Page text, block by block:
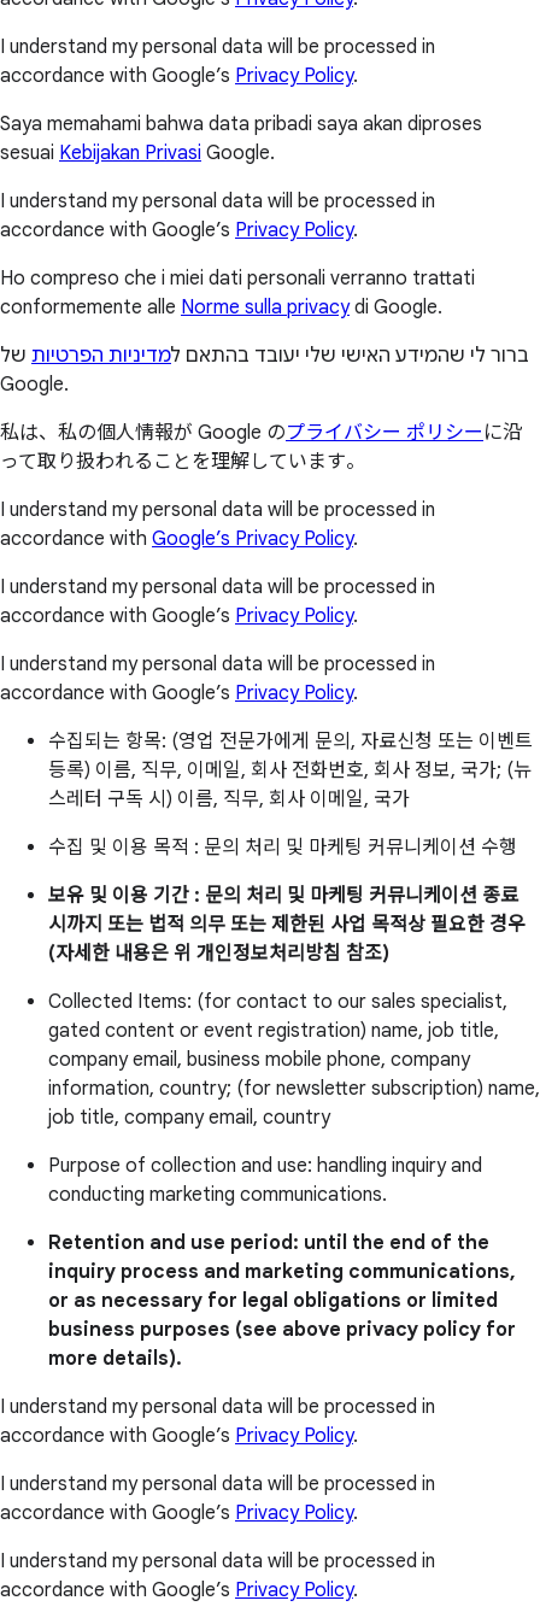
I understand my personal data will be processed in
accordance with Google’s Privacy Policy.
Saya memahami bahwa data pribadi saya akan diproses
sesuai Kebijakan Privasi Google.
I understand my personal data will be processed in
accordance with Google’s Privacy Policy.
Ho compreso che i miei dati personali verranno trattati
conformemente alle Norme sulla privacydi Google.
ברור לי שהמידע האישי שלי יעובד בהתאם למדיניות הפרטיות של
Google.
私は、私の個人情報が Google のプライバシー ポリシー に沿
って取り扱われることを理解しています。
I understand my personal data will be processed in
accordance with Google’s Privacy Policy.
I understand my personal data will be processed in
accordance with Google’s Privacy Policy.
I understand my personal data will be processed in
accordance with Google’s Privacy Policy.
수집되는 항목: (영업 전문가에게 문의, 자료신청 또는 이벤트
등록) 이름, 직무, 이메일, 회사 전화번호, 회사 정보, 국가; (뉴
스레터 구독 시) 이름, 직무, 회사 이메일, 국가
수집 및 이용 목적 : 문의 처리 및 마케팅 커뮤니케이션 수행
보유 및 이용 기간 : 문의 처리 및 마케팅 커뮤니케이션 종료
시까지 또는 법적 의무 또는 제한된 사업 목적상 필요한 경우
(자세한 내용은 위 개인정보처리방침 참조)
Collected Items: (for contact to our sales specialist,
gated content or event registration) name, job title,
company email, business mobile phone, company
information, country; (for newsletter subscription) name,
job title, company email, country
Purpose of collection and use: handling inquiry and
conducting marketing communications.
Retention and use period: until the end of the
inquiry process and marketing communications,
or as necessary for legal obligations or limited
business purposes (see above privacy policy for
more details).
I understand my personal data will be processed in
accordance with Google’s Privacy Policy.
I understand my personal data will be processed in
accordance with Google’s Privacy Policy.
I understand my personal data will be processed in
accordance with Google’s Privacy Policy.